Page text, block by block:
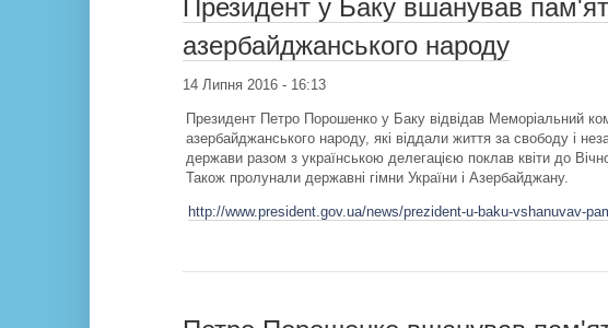
Президент у Баку вшанував
азербайджанського народу
14 Липня 2016 - 16:13
Президент Петро Порошенко у Баку відвідав Меморіальний
азербайджанського народу, які віддали життя за свободу і
держави разом з українською делегацією поклав квіти до
Також пролунали державні гімни України і Азербайджану.
http://www.president.gov.ua/news/prezident-u-baku-vshanuvav-